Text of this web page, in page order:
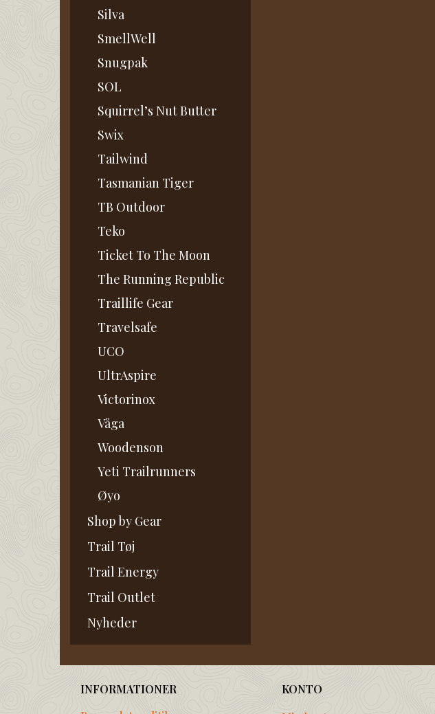
Silva
SmellWell
Snugpak
SOL
Squirrel’s Nut Butter
Swix
Tailwind
Tasmanian Tiger
TB Outdoor
Teko
Ticket To The Moon
The Running Republic
Traillife Gear
Travelsafe
UCO
UltrAspire
Victorinox
Våga
Woodenson
Yeti Trailrunners
Øyo
Shop by Gear
Trail Tøj
Trail Energy
Trail Outlet
Nyheder
INFORMATIONER
KONTO